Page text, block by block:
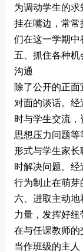
为调动学生的
挂在嘴边，常常
们在这一学期中
五、抓住各种机
沟通
除了公开的正
对面的谈话。
时与学生交流，
思想压力问题
形式与学生家长
时解决问题。
行为制止在萌芽
六、进取主动
力量，发挥好纽
在与任课教师的
当作班级的主